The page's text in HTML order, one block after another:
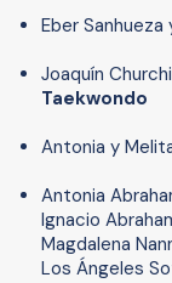
Eber
Joaquín
Taekwondo
Antonia y
Antonia
Ignacio
Magdalena
Los Ángeles